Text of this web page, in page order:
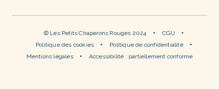
© Les Petits Chaperons Rouges 2024
CGU
Politique des cookies
Politique de confidentialité
Mentions légales
Accessibilité : partiellement conforme